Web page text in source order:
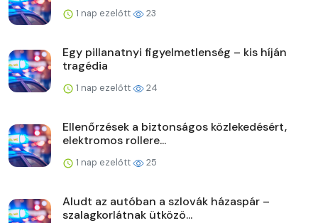
1 nap ezelőtt 23
Egy pillanatnyi figyelmetlenség – kis híján
tragédia
1 nap ezelőtt 24
Ellenőrzések a biztonságos közlekedésért,
elektromos rollere...
1 nap ezelőtt 25
Aludt az autóban a szlovák házaspár –
szalagkorlátnak ütközö...